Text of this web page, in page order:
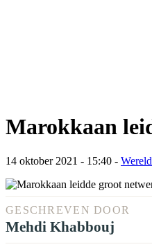
Marokkaan
14 oktober 2021 - 15:40 - Wereld
GESCHREVEN DOOR
Mehdi Khabbouj